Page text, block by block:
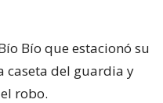
Bío que estacionó su
caseta del guardia y
robo.